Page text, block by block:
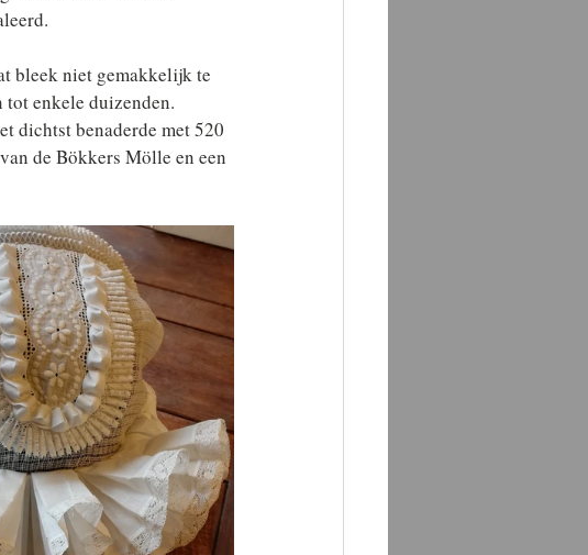
bleek niet gemakkelijk te
enkele duizenden.
dichtst benaderde met 520
de Bökkers Mölle en een